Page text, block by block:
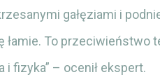
gałęziami i
To przeciwieństwo
i fizyka” – ocenił ekspert.